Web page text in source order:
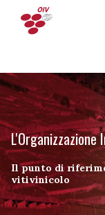
L'Organizzazione
Il punto di
vitivinicolo